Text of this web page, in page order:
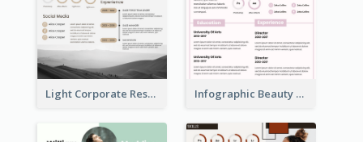
Light Corporate Resume Infographic Beauty Consultant Resume